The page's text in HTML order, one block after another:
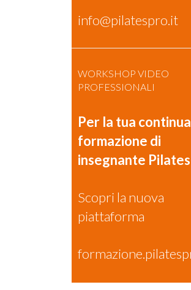
info@pilatespro.it
WORKSHOP VIDEO
PROFESSIONALI
Per la tua continua
formazione di
insegnante Pilates
Scopri la nuova
piattaforma